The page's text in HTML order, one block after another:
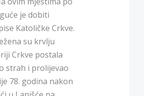
je dobiti
Katoličke Crkve.
su krvlju
Crkve postala
strah i prolijevao
78. godina nakon